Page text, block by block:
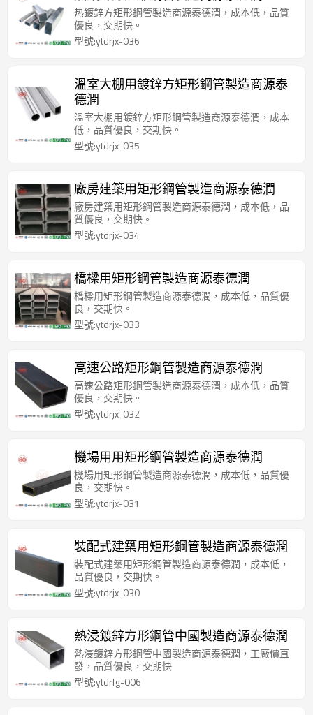
热鍍鋅方矩形鋼管製造商源泰德潤，成本低，品質
優良，交期快。
型號:ytdrjx-036
溫室大棚用鍍鋅方矩形鋼管製造商源泰
德潤
溫室大棚用鍍鋅方矩形鋼管製造商源泰德潤，成本
低，品質優良，交期快。
型號:ytdrjx-035
廠房建築用矩形鋼管製造商源泰德潤
廠房建築用矩形鋼管製造商源泰德潤，成本低，品
質優良，交期快。
型號:ytdrjx-034
橋樑用矩形鋼管製造商源泰德潤
橋樑用矩形鋼管製造商源泰德潤，成本低，品質優
良，交期快。
型號:ytdrjx-033
高速公路矩形鋼管製造商源泰德潤
高速公路矩形鋼管製造商源泰德潤，成本低，品質
優良，交期快。
型號:ytdrjx-032
機場用用矩形鋼管製造商源泰德潤
機場用矩形鋼管製造商源泰德潤，成本低，品質優
良，交期快。
型號:ytdrjx-031
裝配式建築用矩形鋼管製造商源泰德潤
裝配式建築用矩形鋼管製造商源泰德潤，成本低，
品質優良，交期快。
型號:ytdrjx-030
熱浸鍍鋅方形鋼管中國製造商源泰德潤
熱浸鍍鋅方形鋼管中國製造商源泰德潤，工廠價直
發，品質優良，交期快
型號:ytdrfg-006